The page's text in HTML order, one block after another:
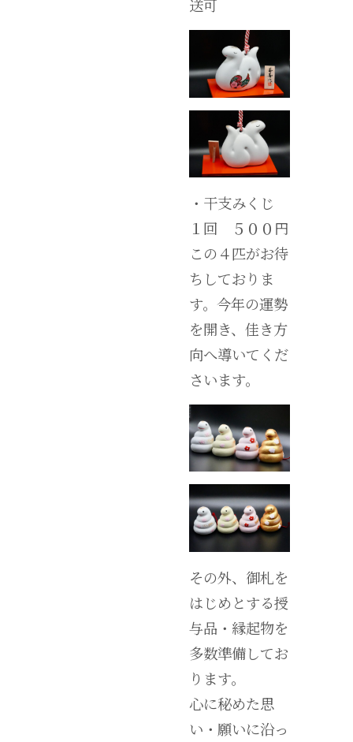
送可
・干支みくじ
１回 ５００円
この４匹がお待
ちしておりま
す。今年の運勢
を開き、佳き方
向へ導いてくだ
さいます。
その外、御札を
はじめとする授
与品・縁起物を
多数準備してお
ります。
心に秘めた思
い・願いに沿っ